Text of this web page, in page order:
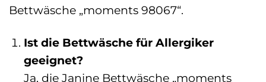
Bettwäsche „moments 98067“.
Ist die Bettwäsche für Allergiker
geeignet?
Ja, die Janine Bettwäsche „moments